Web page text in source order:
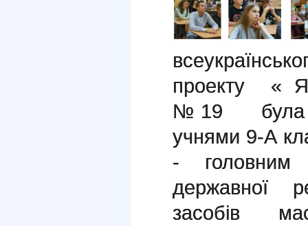
проекту «
№19 була
учнями 9-А
- головним
державної
засобів